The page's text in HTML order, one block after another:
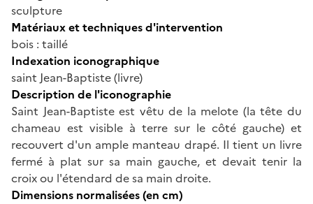
sculpture
Matériaux et techniques d'intervention
bois : taillé
Indexation iconographique
saint Jean-Baptiste (livre)
Description de l'iconographie
Saint Jean-Baptiste est vêtu de la melote (la tête du
chameau est visible à terre sur le côté gauche) et
recouvert d'un ample manteau drapé. Il tient un livre
fermé à plat sur sa main gauche, et devait tenir la
croix ou l'étendard de sa main droite.
Dimensions normalisées (en cm)